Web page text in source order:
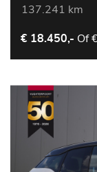
137.241 km
€ 18.450,- Of